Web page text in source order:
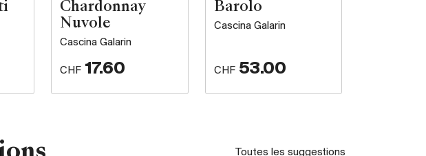
Chardonnay
Nuvole
Cascina Galarin
CHF 17.60
Barolo
Cascina Galarin
CHF 53.00
Toutes les suggestions